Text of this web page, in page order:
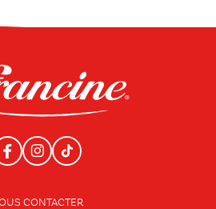
CONTACTER